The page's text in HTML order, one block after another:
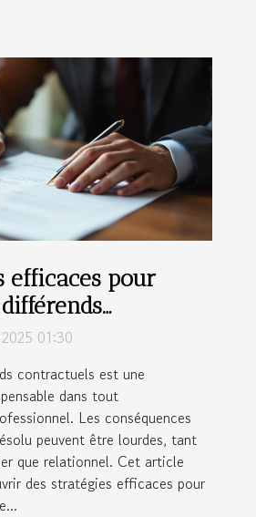
efficaces pour
01:30
contractuels est une
dans tout
Les conséquences
peuvent être lourdes, tant
que relationnel. Cet article
des stratégies efficaces pour